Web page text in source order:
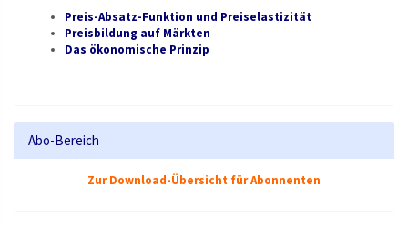
Preis-Absatz-Funktion und Preiselastizität
Preisbildung auf Märkten
Das ökonomische Prinzip
Abo-Bereich
Zur Download-Übersicht für Abonnenten